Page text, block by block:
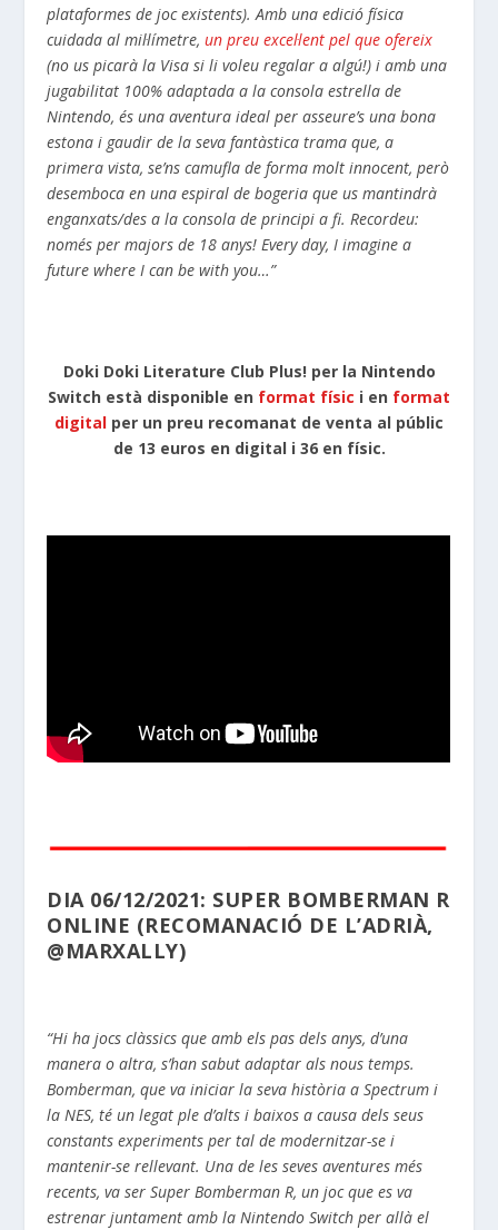
plataformes de joc existents). Amb una edició física
cuidada al mil·límetre,un preu excel·lent pel que ofereix
(no us picarà la Visa si li voleu regalar a algú!) i amb una
jugabilitat 100% adaptada a la consola estrella de
Nintendo, és una aventura ideal per asseure’s una bona
estona i gaudir de la seva fantàstica trama que, a
primera vista, se’ns camufla de forma molt innocent, però
desemboca en una espiral de bogeria que us mantindrà
enganxats/des a la consola de principi a fi. Recordeu:
només per majors de 18 anys! Every day, I imagine a
future where I can be with you…”
Doki Doki Literature Club Plus! per la Nintendo
Switch està disponible en format físic i en format
digital per un preu recomanat de venta al públic
de 13 euros en digital i 36 en físic.
DIA 06/12/2021: SUPER BOMBERMAN R
ONLINE (RECOMANACIÓ DE L’ADRIÀ,
@MARXALLY)
“Hi ha jocs clàssics que amb els pas dels anys, d’una
manera o altra, s’han sabut adaptar als nous temps.
Bomberman, que va iniciar la seva història a Spectrum i
laNES, té un legat ple d’alts i baixos a causa dels seus
constants experiments per tal de modernitzar-se i
mantenir-se rellevant. Una de les seves aventures més
recents, va serSuper Bomberman R, un joc que es va
estrenar juntament amb la NintendoSwitch per allà el